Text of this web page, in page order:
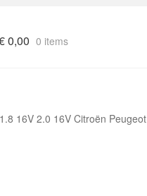
0,00 0 items
16V 2.0 16V Citroën Peugeot